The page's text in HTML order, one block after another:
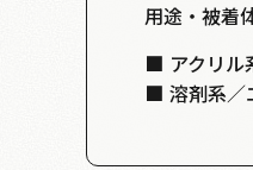
用途・被着
■ アクリ
■ 溶剤系／